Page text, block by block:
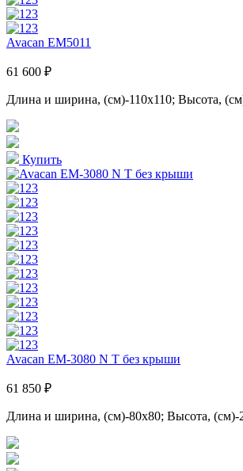
Avacan EM5011
61 600 ₽
Длина и ширина, (см)-110x110; Высота,
Купить
Avacan EM-3080 N T без крыши
61 850 ₽
Длина и ширина, (см)-80x80; Высота, (см)-